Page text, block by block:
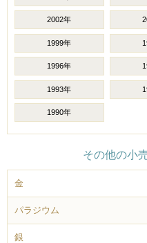
2002年
1999年
1996年
1993年
1990年
その他の小
金
パラジウム
銀